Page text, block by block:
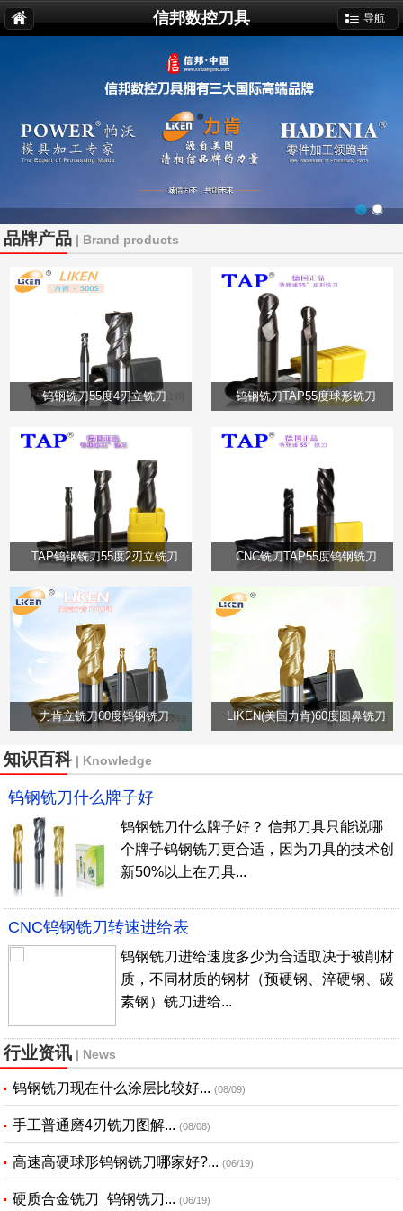
信邦数控刀具 导航
品牌产品 | Brand products
钨钢铣刀55度4刃立铣刀 钨钢铣刀TAP55度球形铣刀
TAP钨钢铣刀55度2刃立铣刀 CNC铣刀TAP55度钨钢铣刀
力肯立铣刀60度钨钢铣刀 LIKEN(美国力肯)60度圆鼻铣刀
知识百科| Knowledge
钨钢铣刀什么牌子好
钨钢铣刀什么牌子好？ 信邦刀具只能说哪
个牌子钨钢铣刀更合适，因为刀具的技术创
新50%以上在刀具...
CNC钨钢铣刀转速进给表
钨钢铣刀进给速度多少为合适取决于被削材
质，不同材质的钢材（预硬钢、淬硬钢、碳
素钢）铣刀进给...
行业资讯 | News
钨钢铣刀现在什么涂层比较好... (08/09)
手工普通磨4刃铣刀图解... (08/08)
高速高硬球形钨钢铣刀哪家好?... (06/19)
硬质合金铣刀_钨钢铣刀... (06/19)